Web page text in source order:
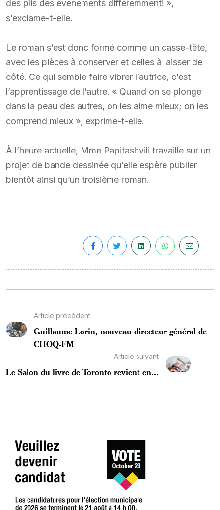
des plis des événements différemment! »,
s’exclame-t-elle.
Le roman s’est donc formé comme un casse-tête,
avec les pièces à conserver et celles à laisser de
côté. Ce qui semble faire vibrer l’autrice, c’est
l’apprentissage de l’autre. « Quand on se plonge
dans la peau des autres, on les aime mieux; on les
comprend mieux », exprime-t-elle.
À l’heure actuelle, Mme Papitashvili travaille sur un
projet de bande dessinée qu’elle espère publier
bientôt ainsi qu’un troisième roman.
Article précédent
Guillaume Lorin, nouveau directeur général de
CHOQ-FM
Article suivant
Le Salon du livre de Toronto revient en...